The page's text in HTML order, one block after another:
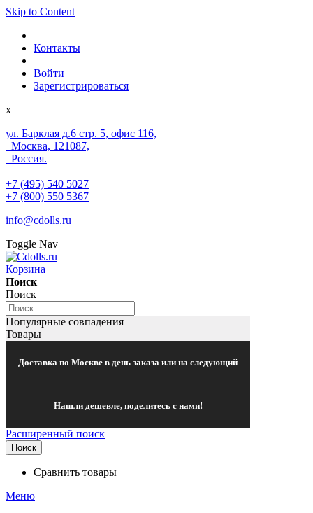
Skip to Content
Контакты
Войти
Зарегистрироваться
x
ул. Барклая д.6 стр. 5, офис 116,
Москва, 121087,
Россия.
+7 (495) 540 5027
+7 (800) 550 5367
info@cdolls.ru
Toggle Nav
Корзина
Поиск
Поиск
Популярные совпадения
Товары
Доставка по Москве в день заказа или на следующий
Нашли дешевле, поделитесь с нами!
Расширенный поиск
Поиск
Сравнить товары
Меню